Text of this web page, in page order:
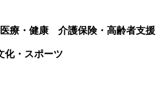
医療・健康
介護保険・高齢者支援
化・スポーツ